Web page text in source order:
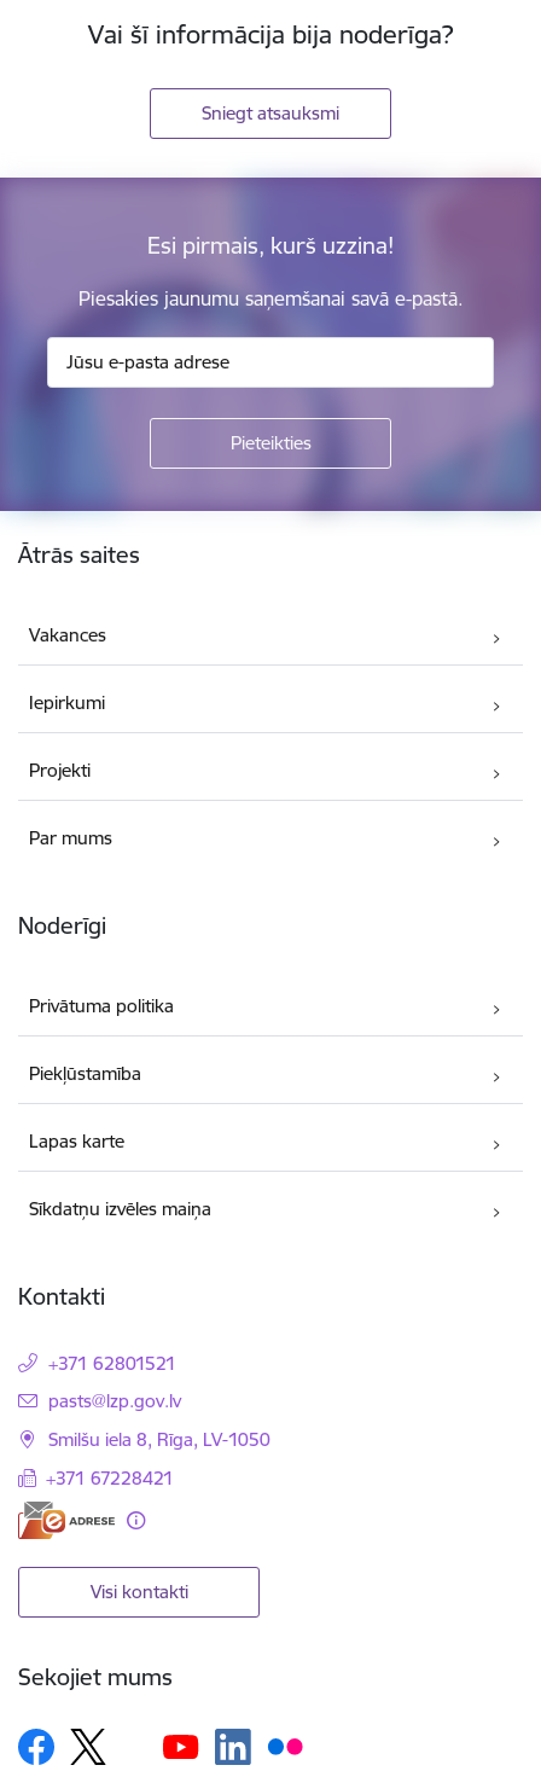
Vai šī informācija bija noderīga?
Sniegt atsauksmi
Esi pirmais, kurš uzzina!
Piesakies jaunumu saņemšanai savā e-pastā.
Kājene
Ātrās saites
Vakances
Iepirkumi
Projekti
Par mums
Noderīgi
Privātuma politika
Piekļūstamība
Lapas karte
Sīkdatņu izvēles maiņa
Kontakti
+371 62801521
E-pasts:
pasts@lzp.gov.lv
Smilšu iela 8, Rīga, LV-1050
+371 67228421
Visi kontakti
Sekojiet mums